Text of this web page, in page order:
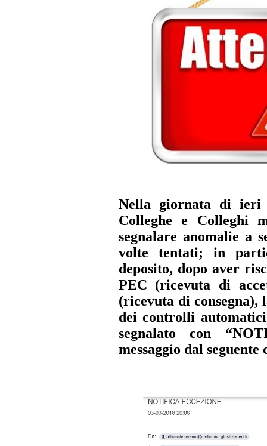
Nella giornata di ieri
Colleghe e Colleghi
segnalare anomalie a
volte tentati; in
deposito, dopo aver
PEC (ricevuta di
(ricevuta di consegna),
dei controlli
segnalato con
messaggio dal seguente